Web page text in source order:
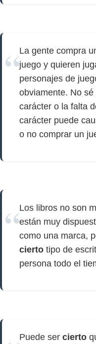
La gente compra
juego y quieren
personajes de
obviamente. No
carácter o la falta
carácter puede
o no comprar un
Los libros no son
están muy
como una marca,
cierto tipo de
persona todo el
Puede ser cierto